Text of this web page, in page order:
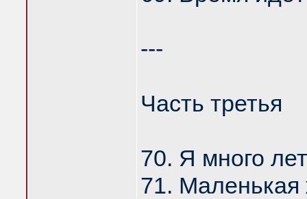
---
Часть третья
70. Я много
71. Маленькая